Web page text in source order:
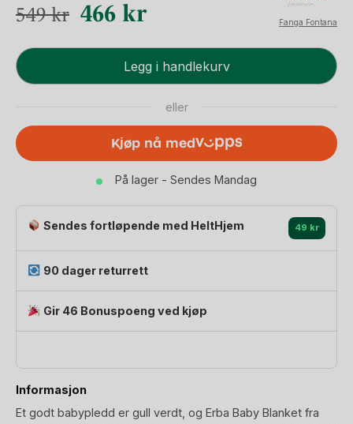
549kr Opprinnelig
549 kr.
466krNåværende
er:
466 kr.
Fanga Fontana
Ullteppe
Baby
Ullfleece
100%
Erba
Wool
Blanket
Legg i handlekurv
eller
Kjøp nå med
På lager - Sendes Mandag
Sendes fortløpende med HeltHjem 49 kr
90 dager returrett
Gir 46 Bonuspoeng ved kjøp
Informasjon
Et godt babypledd er gull verdt, og Erba Baby Blanket fra